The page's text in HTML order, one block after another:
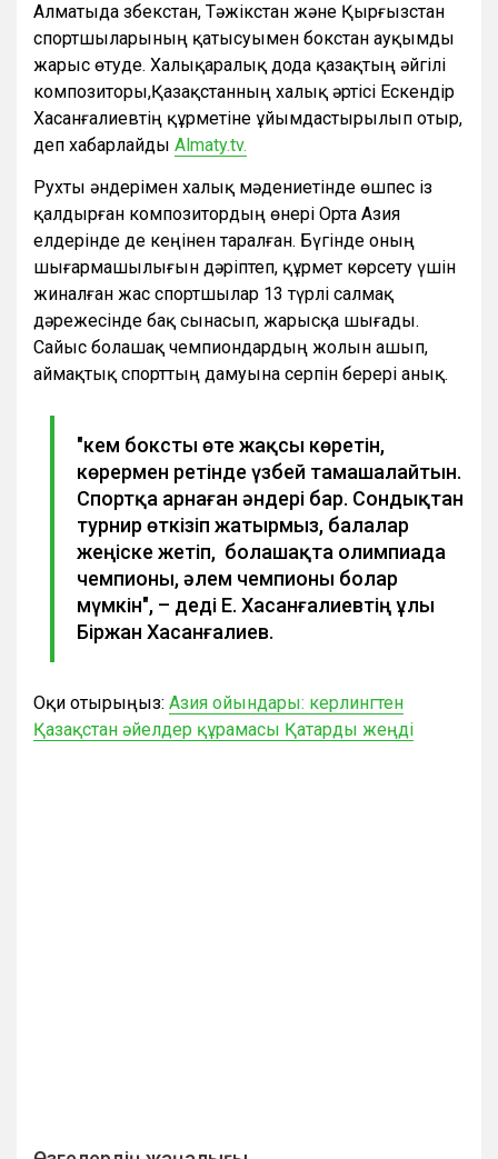
Алматыда Өзбекстан, Тәжікстан және Қырғызстан
спортшыларының қатысуымен бокстан ауқымды
жарыс өтуде. Халықаралық дода қазақтың әйгілі
композиторы,Қазақстанның халық әртісі Ескендір
Хасанғалиевтің құрметіне ұйымдастырылып отыр,
деп хабарлайды Almaty.tv.
Рухты әндерімен халық мәдениетінде өшпес із
қалдырған композитордың өнері Орта Азия
елдерінде де кеңінен таралған. Бүгінде оның
шығармашылығын дәріптеп, құрмет көрсету үшін
жиналған жас спортшылар 13 түрлі салмақ
дәрежесінде бақ сынасып, жарысқа шығады.
Сайыс болашақ чемпиондардың жолын ашып,
аймақтық спорттың дамуына серпін берері анық.
"Әкем боксты өте жақсы көретін,
көрермен ретінде үзбей тамашалайтын.
Спортқа арнаған әндері бар. Сондықтан
турнир өткізіп жатырмыз, балалар
жеңіске жетіп, болашақта олимпиада
чемпионы, әлем чемпионы болар
мүмкін", – деді Е. Хасанғалиевтің ұлы
Біржан Хасанғалиев.
Оқи отырыңыз: Азия ойындары: керлингтен
Қазақстан әйелдер құрамасы Қатарды жеңді